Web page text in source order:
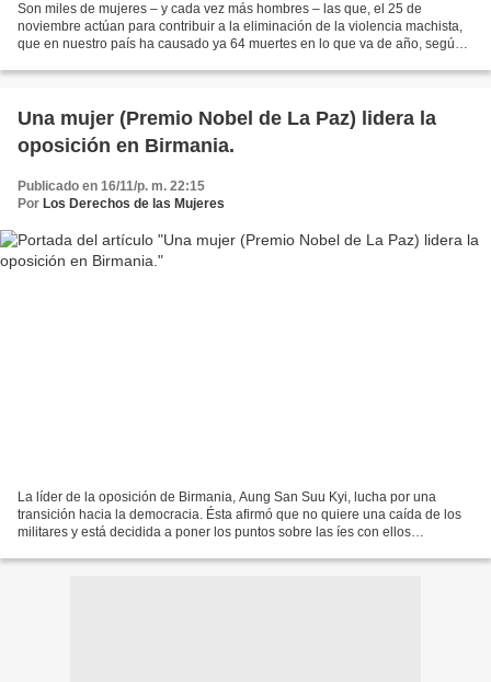
Son miles de mujeres – y cada vez más hombres – las que, el 25 de
noviembre actúan para contribuir a la eliminación de la violencia machista,
que en nuestro país ha causado ya 64 muertes en lo que va de año, según
Una mujer (Premio Nobel de La Paz) lidera la
oposición en Birmania.
Publicado en 16/11/p. m. 22:15
Por Los Derechos de las Mujeres
La líder de la oposición de Birmania, Aung San Suu Kyi, lucha por una
transición hacia la democracia. Ésta afirmó que no quiere una caída de los
militares y está decidida a poner los puntos sobre las íes con ellos